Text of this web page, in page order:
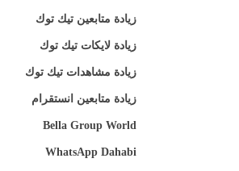
زيادة متابعين تيك توك
زيادة لايكات تيك توك
زيادة مشاهدات تيك توك
زيادة متابعين انستقرام
Bella Group World
WhatsApp Dahabi